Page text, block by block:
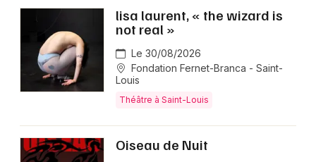
lisa laurent, « the wizard is
not real »
Le 30/08/2026
Fondation Fernet-Branca - Saint-
Louis
Théâtre à Saint-Louis
Oiseau de Nuit